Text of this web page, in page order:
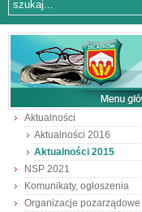
Aktualności
Aktualności 2016
Aktualności 2015
NSP 2021
Komunikaty, ogłoszenia
Organizacje pozarządowe